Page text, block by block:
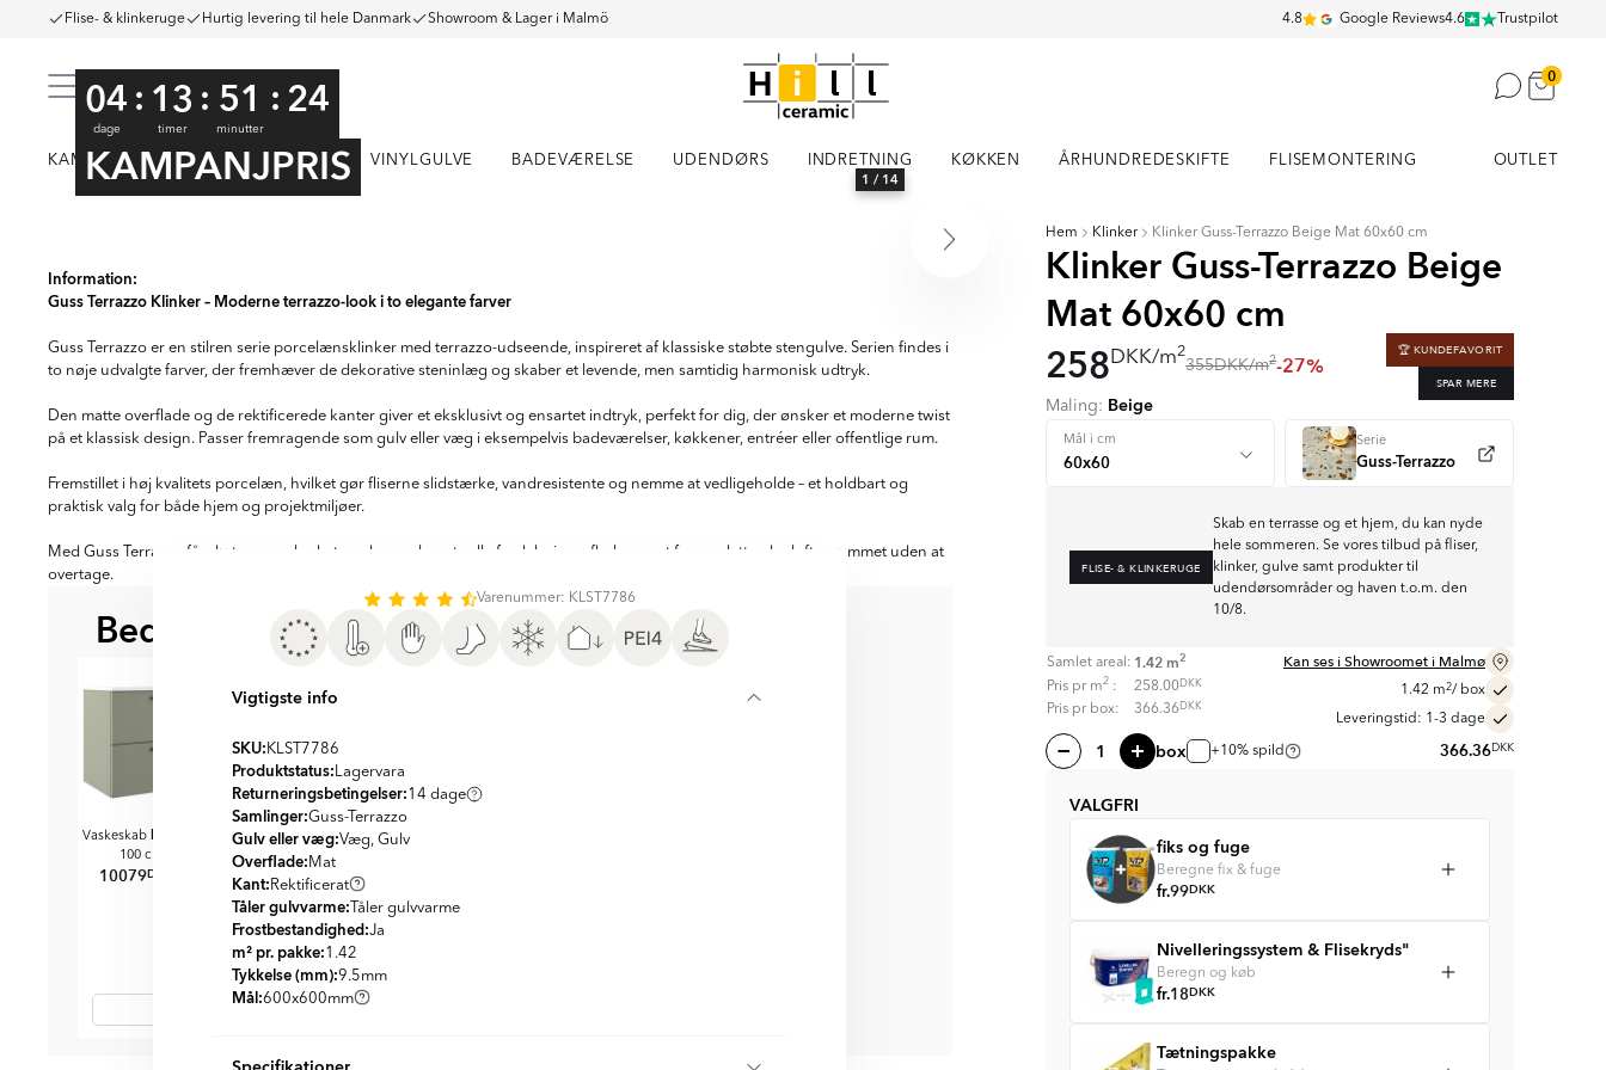
Flise- & klinkeruge Hurtig levering til hele Danmark Showroom & Lager i Malmö 4.8 Google Reviews4.6 Trustpilot
0
KAMPAGNE KLINKER FLISER VINYLGULVE BADEVÆRELSE UDENDØRS INDRETNING KØKKEN ÅRHUNDREDESKIFTE FLISEMONTERING OUTLET
04
dage
: 13
timer
: 51
minutter
: 23
KAMPANJPRIS
of
1 / 14
Hem Klinker Klinker Guss-Terrazzo Beige Mat 60x60 cm
Klinker Guss-Terrazzo Beige
Mat 60x60 cm
258DKK/m2
355DKK/m2-27%
🏆 KUNDEFAVORIT
SPAR MERE
Maling: Beige
Mål i cm Serie
Guss-Terrazzo
FLISE- & KLINKERUGE
Skab en terrasse og et hjem, du kan nyde
hele sommeren. Se vores tilbud på fliser,
klinker, gulve samt produkter til
udendørsområder og haven t.o.m. den
10/8.
Samlet areal: 1.42 m2
Pris pr m2 : 258.00DKK
Pris pr box: 366.36DKK
Kan ses i Showroomet i Malmø
1.42 m2/ box
Leveringstid: 1-3 dage
box +10% spild 366.36DKK
VALGFRI
fiks og fuge
Beregne fix & fuge
fr.99DKK
Nivelleringssystem & Flisekryds"
Beregn og køb
fr.18DKK
Tætningspakke
Information:
Guss Terrazzo Klinker – Moderne terrazzo-look i to elegante farver
Guss Terrazzo er en stilren serie porcelænsklinker med terrazzo-udseende, inspireret af klassiske støbte stengulve. Serien findes i
to nøje udvalgte farver, der fremhæver de dekorative steninlæg og skaber et levende, men samtidig harmonisk udtryk.
Den matte overflade og de rektificerede kanter giver et eksklusivt og ensartet indtryk, perfekt for dig, der ønsker et moderne twist
på et klassisk design. Passer fremragende som gulv eller væg i eksempelvis badeværelser, køkkener, entréer eller offentlige rum.
Fremstillet i høj kvalitets porcelæn, hvilket gør fliserne slidstærke, vandresistente og nemme at vedligeholde – et holdbart og
praktisk valg for både hjem og projektmiljøer.
Med Guss Terrazzo får du terrazzo-looket med porcelænets alle fordele, i en afbalanceret farvepalette, der løfter rummet uden at
overtage.
Bedre sammen BEDST AT KOMBINERE MED
Vaskeskab Impero
Oliven Mat
100 cm med Vask
10079DKK
Varenummer: KLST7786
Vigtigste info
SKU: KLST7786
Produktstatus: Lagervara
Returneringsbetingelser:14 dage
Samlinger:Guss-Terrazzo
Gulv eller væg:Væg, Gulv
Overflade: Mat
Kant: Rektificerat
Tåler gulvvarme: Tåler gulvvarme
Frostbestandighed:Ja
m² pr. pakke:1.42
Tykkelse (mm):9.5mm
Mål:600x600mm